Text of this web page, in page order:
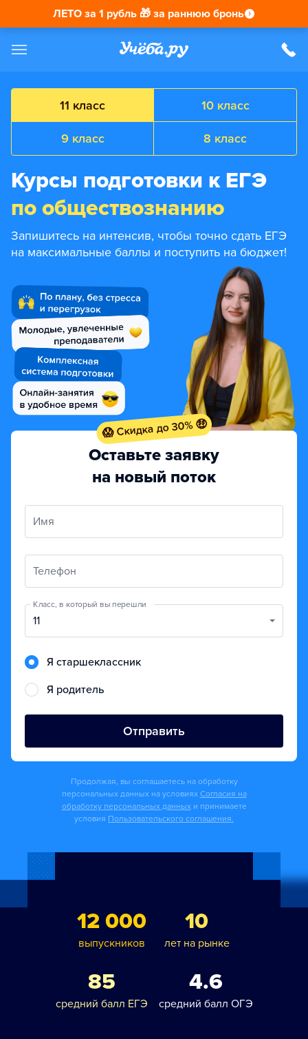
11 класс 10 класс
9 класс 8 класс
Курсы подготовки к ЕГЭ
по обществознанию
Запишитесь на интенсив, чтобы точно сдать ЕГЭ
на максимальные баллы и поступить на бюджет!
Оставьте заявку
на новый поток
Имя
Телефон
Класс, в который вы перешли
11
Я старшеклассник
Я родитель
Отправить
😱 Скидка до 30% 🤑
Продолжая, вы соглашаетесь на обработку
персональных данных на условиях Согласия на
обработку персональных данных и принимаете
условия Пользовательского соглашения.
12 000
выпускников
10
лет на рынке
85
средний балл ЕГЭ
4.6
средний балл ОГЭ
ЛЕТО за 1 рубль 🎁 за раннюю бронь